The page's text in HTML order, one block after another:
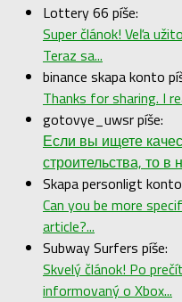
Lottery 66 píše:
Super článok! Veľa
Teraz sa...
binance skapa konto
Thanks for sharing. I
gotovye_uwsr píše:
Если вы ищете
строительства, то в
Skapa personligt
Can you be more
article?...
Subway Surfers píše:
Skvelý článok! Po
informovaný o Xbox...